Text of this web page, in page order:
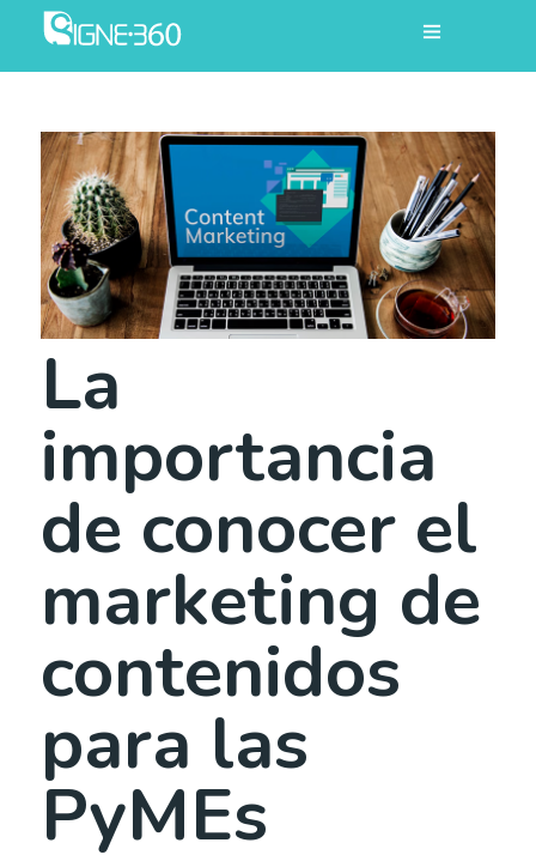
La
importancia
de conocer el
marketing de
contenidos
para las
PyMEs